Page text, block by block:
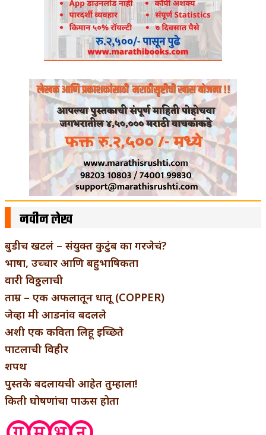
नवीन लेख
बुडीच खटलं – संयुक्त कुटुंब का गरजेचं?
भाषा, उच्चार आणि बहुभाषिकता
वारी विठ्ठलाची
ताम्र – एक अफलातून धातू (COPPER)
जेव्हा मी आडनांव बदलले
अशी एक कविता लिहू इच्छिते
पाटलाची विहीर
शपथ
पुस्तके बदलायची आहेत तुम्हाला!
किती घोषणांचा पाऊस होता